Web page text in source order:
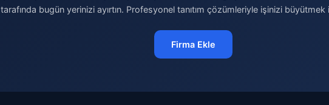
tarafında bugün yerinizi ayırtın. Profesyonel tanıtım çözümleriyle işinizi büyütmek
Firma Ekle